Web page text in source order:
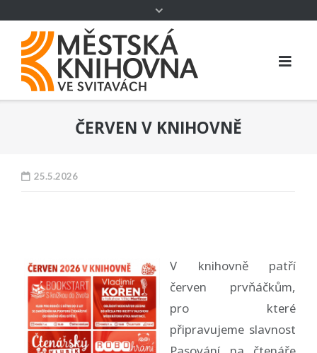
ČERVEN V KNIHOVNĚ
25.5.2026
V knihovně patří
červen prvňáčkům,
pro které
připravujeme slavnost